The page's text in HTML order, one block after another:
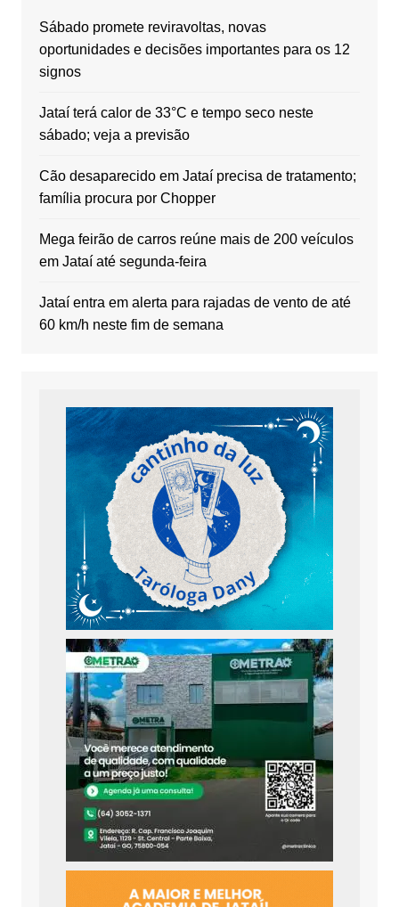
Sábado promete reviravoltas, novas
oportunidades e decisões importantes para os 12
signos
Jataí terá calor de 33°C e tempo seco neste
sábado; veja a previsão
Cão desaparecido em Jataí precisa de tratamento;
família procura por Chopper
Mega feirão de carros reúne mais de 200 veículos
em Jataí até segunda-feira
Jataí entra em alerta para rajadas de vento de até
60 km/h neste fim de semana